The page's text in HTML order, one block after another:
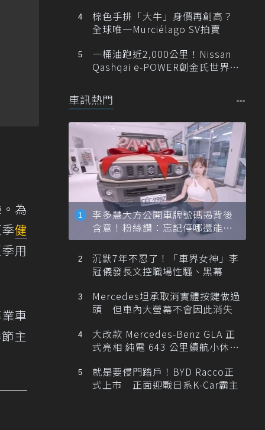
為
健
用
車
主
棕色手排「大牛」身價再創高？
全球唯一Murciélago SV拍賣
一桶油跑近2,000公里！Nissan
Qashqai e-POWER創金氏世界紀
車訊熱門
李多慧大方公開車牌號碼揭背後
含意！粉絲讚：忘記停哪還能幫
忙找車
沉默7年不忍了！「車界女神」李
冠儀發長文控職場性騷、黑幕
Mercedes坦承取消實體按鍵做過
頭 但車內大螢幕不會因此消失
大改款 Mercedes-Benz GLA 正
式亮相 純電 643 公里續航小休
就是要侵門踏戶！BYD Racco正
式上市 正面迎戰日系K-Car霸主